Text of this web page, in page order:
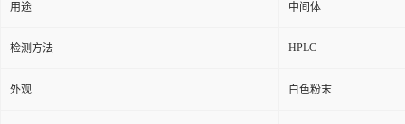
用途 中间体
检测方法 HPLC
外观 白色粉末